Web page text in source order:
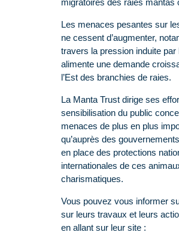
migratoires des raies mantas
Les menaces pesantes sur
ne cessent d’augmenter,
travers la pression induite par
alimente une demande
l’Est des branchies de raies.
La Manta Trust dirige ses
sensibilisation du public
menaces de plus en plus
qu’auprès des
en place des protections
internationales de ces
charismatiques.
Vous pouvez vous informer
sur leurs travaux et leurs
en allant sur leur site :